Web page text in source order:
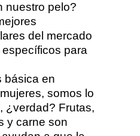
nuestro pelo?
del mercado
para
básica en
somos lo
¿verdad? Frutas,
y carne son